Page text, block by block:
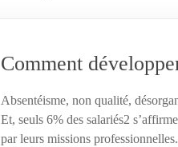
zeste
fait
la
différence
Comment
Absentéisme, non qualité,
Et, seuls 6% des salariés2
par leurs missions